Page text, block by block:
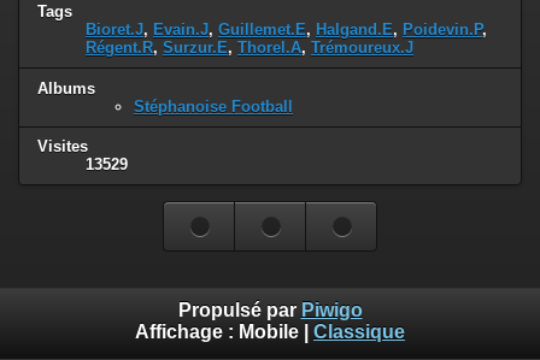
Tags
Bioret.J, Evain.J, Guillemet.E, Halgand.E, Poidevin.P,
Régent.R, Surzur.E, Thorel.A, Trémoureux.J
Albums
Stéphanoise Football
Visites
13529
Propulsé par Piwigo
Affichage : Mobile Classique